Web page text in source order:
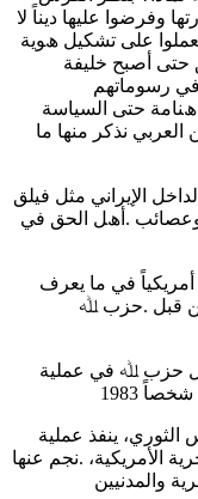
وﻓﺮﺿﻮا ﻋﻠﯿﮭﺎ دﯾﻨﺎً ﻻ
ﻋﻠﻰ ﺗﺸﻜﯿﻞ ھﻮﯾﺔ
ﺣﺘﻰ أﺻﺒﺢ ﺧﻠﯿﻔﺔ
رﺳﻮﻣﺎﺗﮭﻢ
ﺣﺘﻰ اﻟﺴﯿﺎﺳﺔ
ﻧﺬﻛﺮ ﻣﻨﮭﺎ ﻣﺎ
اﻹﯾﺮاﻧﻲ ﻣﺜﻞ ﻓﯿﻠﻖ
.أھﻞ اﻟﺤﻖ ﻓﻲ
1982 اﺧﺘﻄﺎف 96 ﺷﺨﺼﺎ ﻓﻲ ﻟﺒﻨﺎن ﺑﯿﻨﮭﻢ 25 أﻣﺮﯾﻜﯿﺎً ﻓﻲ ﻣﺎ ﯾﻌﺮف
10 ﺳﻨﻮات، ﻣﻦ ﻗﺒﻞ .ﺣﺰب ﷲ
ﺣﺰب ﷲ ﻓﻲ ﻋﻤﻠﯿﺔ
اﻟﺜﻮري، ﯾﻨﻔﺬ ﻋﻤﻠﯿﺔ
اﻷﻣﺮﯾﻜﯿﺔ، .ﻧﺠﻢ ﻋﻨﮭﺎ